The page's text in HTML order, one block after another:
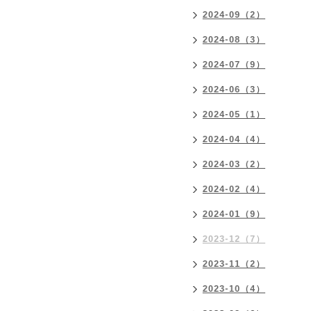
2024-09（2）
2024-08（3）
2024-07（9）
2024-06（3）
2024-05（1）
2024-04（4）
2024-03（2）
2024-02（4）
2024-01（9）
2023-12（7）
2023-11（2）
2023-10（4）